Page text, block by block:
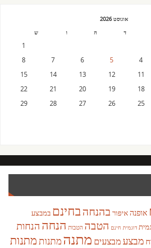
אוגוסט 2026
ד ה ו ש
1
4
5
6
7
8
11
12
13
14
15
18
19
20
21
22
25
26
27
28
29
אופנהאיפור בהנחהבחינם במבצע
דוגמית חינם הטבה הטבות הנחה הנחות
מבצעמבצעים מתנהמתנותמתנות